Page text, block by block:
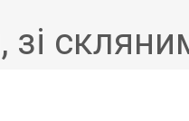
зі